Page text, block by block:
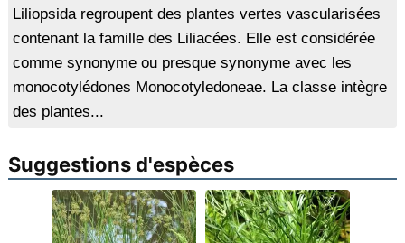
Liliopsida regroupent des plantes vertes vascularisées
contenant la famille des Liliacées. Elle est considérée
comme synonyme ou presque synonyme avec les
monocotylédones Monocotyledoneae. La classe intègre
des plantes...
Suggestions d'espèces